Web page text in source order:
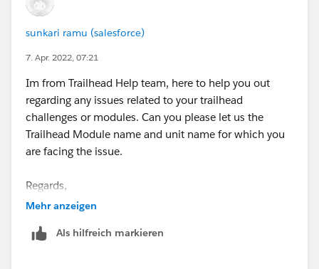
sunkari ramu (salesforce)
7. Apr. 2022, 07:21
Im from Trailhead Help team, here to help you out
regarding any issues related to your trailhead
challenges or modules. Can you please let us the
Trailhead Module name and unit name for which you
are facing the issue.
Regards,
Ramu S.
Mehr anzeigen
Als hilfreich markieren